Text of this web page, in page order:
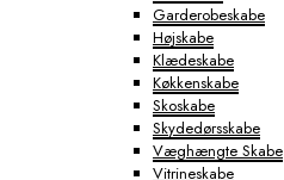
Garderobeskabe
Højskabe
Klædeskabe
Køkkenskabe
Skoskabe
Skydedørsskabe
Væghængte Skabe
Vitrineskabe